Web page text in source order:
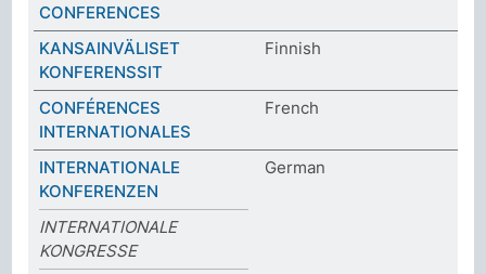
CONFERENCES
KANSAINVÄLISET
KONFERENSSIT
Finnish
CONFÉRENCES
INTERNATIONALES
French
INTERNATIONALE
KONFERENZEN
German
INTERNATIONALE
KONGRESSE